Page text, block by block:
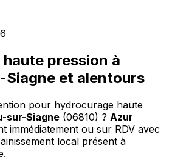
pression à
Siagne et alentours
pour hydrocurage haute
sur-Siagne (06810) ? Azur
immédiatement ou sur RDV avec
local présent à
.